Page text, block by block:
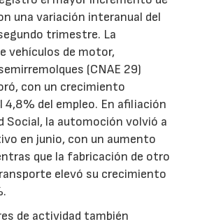
una variación interanual del
trimestre. La
vehículos de motor,
(CNAE 29)
con un crecimiento
4,8% del empleo. En afiliación
Social, la automoción volvió a
en junio, con un aumento
que la fabricación de otro
elevó su crecimiento
de actividad también